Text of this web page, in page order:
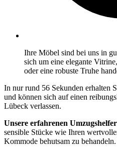
Ihre Möbel sind bei uns in
sich um eine elegante
oder eine robuste Truhe
In nur rund 56 Sekunden erhalten
und können sich auf einen
Lübeck verlassen.
Unsere erfahrenen Umzugshelfer
sensible Stücke wie Ihren
Kommode behutsam zu behandeln.